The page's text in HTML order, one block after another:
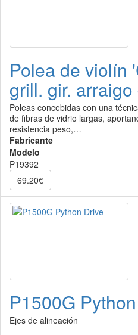
Polea de violín
grill. gir.
Poleas concebidas con una
de fibras de vidrio largas,
resistencia peso,…
Fabricante
Modelo
P19392
69.20€
P1500G
Ejes de alineación